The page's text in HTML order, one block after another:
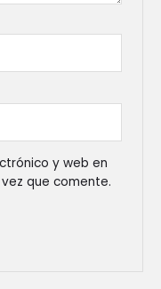
y web en
que comente.